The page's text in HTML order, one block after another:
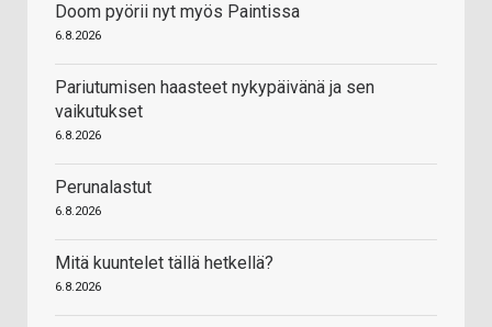
Doom pyörii nyt myös Paintissa
6.8.2026
Pariutumisen haasteet nykypäivänä ja sen
vaikutukset
6.8.2026
Perunalastut
6.8.2026
Mitä kuuntelet tällä hetkellä?
6.8.2026